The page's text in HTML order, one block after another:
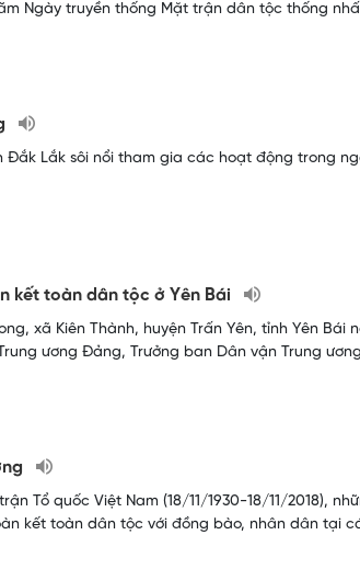
Ngày truyền thống Mặt trận dân tộc thống
Đắk Lắk sôi nổi tham gia các hoạt động trong
kết toàn dân tộc ở Yên Bái
xã Kiên Thành, huyện Trấn Yên, tỉnh Yên Bái
ương Đảng, Trưởng ban Dân vận Trung
Tổ quốc Việt Nam (18/11/1930-18/11/2018),
kết toàn dân tộc với đồng bào, nhân dân tại